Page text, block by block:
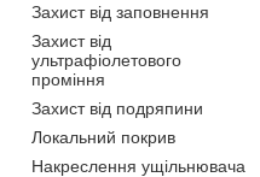
Захист від заповнення
Захист від
ультрафіолетового
проміння
Захист від подряпини
Локальний покрив
Накреслення ущільнювача